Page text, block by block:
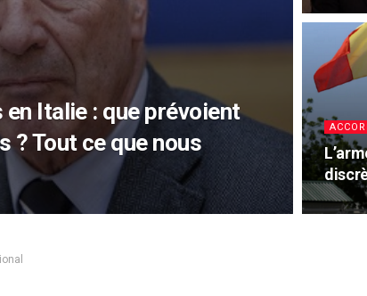
Italie : que prévoient
? Tout ce que nous